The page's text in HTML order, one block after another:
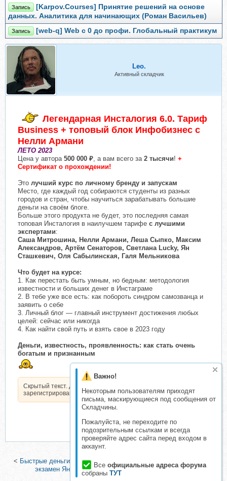
Важно!
Некоторым пользователям приходят
письма, маскирующиеся под сообщения от
Складчины.
Пожалуйста, не переходите по
подозрительным ссылкам и всегда
проверяйте адрес сайта перед входом в
аккаунт.
Все официальные адреса форума
собраны ТУТ
Запись
[Karpov.Courses] Принятие решений на основе
данных. Аналитика для начинающих (Роман Васильев)
Запись [web-q] Web с 0 до профи. Глобальный практикум
Leo.
Активный складчик
Легендарная Инсталогия 6.0. Тариф
Business + топовый блок Инфобизнес с
Нелли Армани
ЛЕТО 2023
Цена у автора 500 000 ₽, а вам всего за 2 тысячи! +
Сертификат о прохождении!
Это лучший курс по личному бренду и запускам
Место, где каждый год собираются студенты из разных
городов и стран, чтобы научиться зарабатывать большие
деньги на своём блоге.
Больше этого продукта не будет, это последняя самая
топовая Инсталогия в наилучшем тарифе с лучшими
экспертами:
Саша Митрошина, Нелли Армани, Леша Сыпко, Максим
Александров, Артём Сенаторов, Светлана Lucky, Ян
Сташкевич, Оля Сабылинская, Галя Мельникова
Что будет на курсе:
1. Как перестать быть умным, но бедным: методология
известности и больших денег в Инстаграме
2. В тебе уже все есть: как побороть синдром самозванца и
заявить о себе
3. Личный блог — главный инструмент достижения любых
целей: сейчас или никогда
4. Как найти свой путь и взять свое в 2023 году
Деньги, известность, проявленность: как стать очень
богатым и признанным
Скрытый текст. Доступен только
зарегистрированным пользователям.
< Быстрые деньги на Директе (Рашит Сайфутдинов)
Ответы на
экзамен Яндекс.Метрика, 2019 (Яков Осипенков)>